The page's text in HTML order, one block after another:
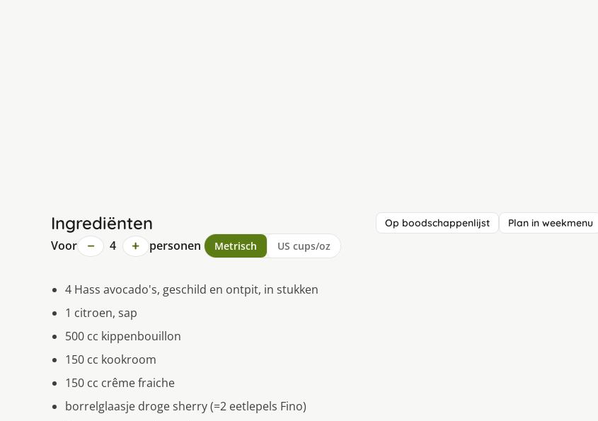
Ingrediënten Op boodschappenlijst Plan in weekmenu
Voor − 4 + personen Metrisch US cups/oz
4 Hass avocado's, geschild en ontpit, in stukken
1 citroen, sap
500 cc kippenbouillon
150 cc kookroom
150 cc crême fraiche
borrelglaasje droge sherry (=2 eetlepels Fino)